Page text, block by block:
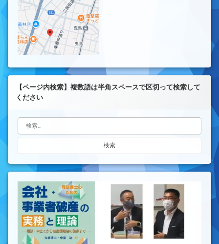
【ページ内検索】複数語は半角スペースで区切って検索して
ください
検索: